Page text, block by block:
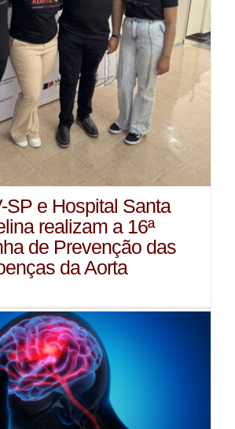
SP e Hospital Santa
realizam a 16ª
de Prevenção das
da Aorta